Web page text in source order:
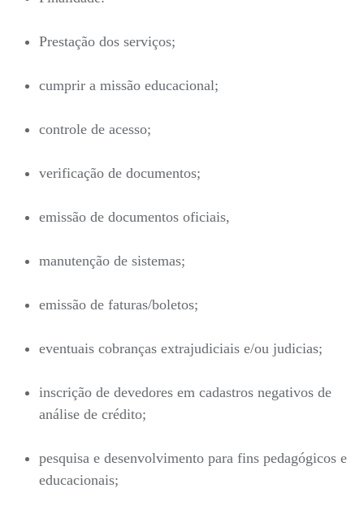
Prestação dos serviços;
cumprir a missão educacional;
controle de acesso;
verificação de documentos;
emissão de documentos oficiais,
manutenção de sistemas;
emissão de faturas/boletos;
eventuais cobranças extrajudiciais e/ou judicias;
inscrição de devedores em cadastros negativos de
análise de crédito;
pesquisa e desenvolvimento para fins pedagógicos e
educacionais;